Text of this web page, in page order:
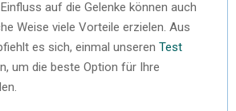
auf die Gelenke können auch
Weise viele Vorteile erzielen. Aus
es sich, einmal unseren Test
um die beste Option für Ihre